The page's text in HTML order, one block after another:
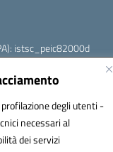
degli utenti -
necessari al
dei servizi
istsc_peic82000d
S.r.l.